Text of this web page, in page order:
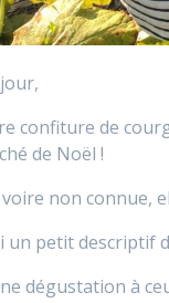
confiture de
de Noël !
voire non connue,
un petit descriptif
dégustation à